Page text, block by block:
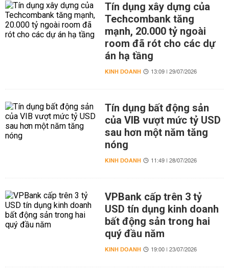
Tín dụng xây dựng của
Techcombank tăng
mạnh, 20.000 tỷ ngoài
room đã rót cho các dự
án hạ tầng
KINH DOANH 13:09 | 29/07/2026
Tín dụng bất động sản
của VIB vượt mức tỷ USD
sau hơn một năm tăng
nóng
KINH DOANH 11:49 | 28/07/2026
VPBank cấp trên 3 tỷ
USD tín dụng kinh doanh
bất động sản trong hai
quý đầu năm
KINH DOANH 19:00 | 23/07/2026